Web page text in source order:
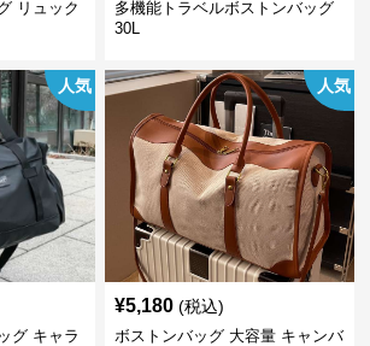
リュック
多機能トラベルボストンバッグ
30L
人気
グ キャラ
人気
¥5,180 (税込)
ボストンバッグ 大容量 キャンバ